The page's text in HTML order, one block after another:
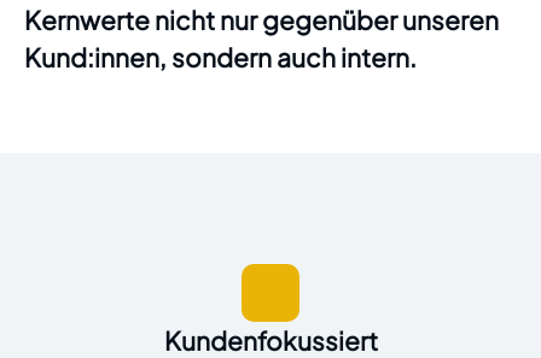
Kernwerte nicht nur gegenüber unseren
Kund:innen, sondern auch intern.
Kundenfokussiert